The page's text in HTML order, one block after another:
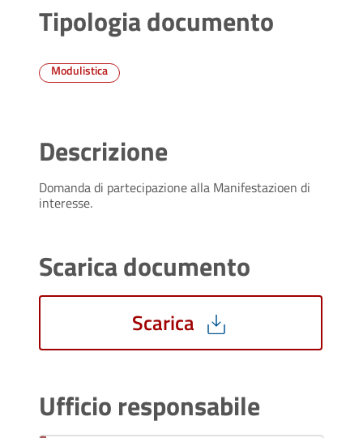
Tipologia documento
Modulistica
Descrizione
Domanda di partecipazione alla Manifestazioen di
interesse.
Scarica documento
Scarica
Ufficio responsabile